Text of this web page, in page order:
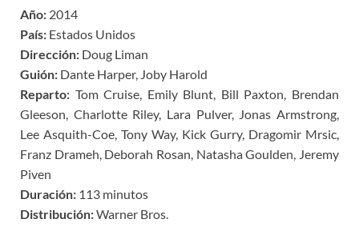
Año: 2014
País: Estados Unidos
Dirección: Doug Liman
Guión: Dante Harper, Joby Harold
Reparto: Tom Cruise, Emily Blunt, Bill Paxton, Brendan
Gleeson, Charlotte Riley, Lara Pulver, Jonas Armstrong,
Lee Asquith-Coe, Tony Way, Kick Gurry, Dragomir Mrsic,
Franz Drameh, Deborah Rosan, Natasha Goulden, Jeremy
Piven
Duración: 113 minutos
Distribución:Warner Bros.